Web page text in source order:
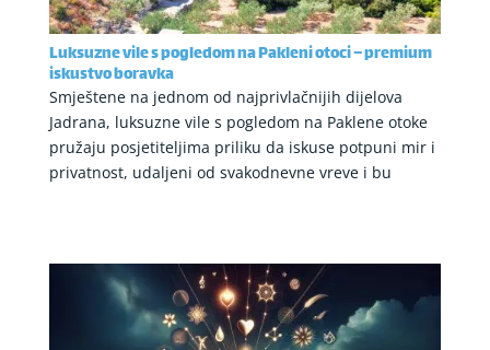
Luksuzne vile s pogledom na Pakleni otoci – premium
iskustvo boravka
Smještene na jednom od najprivlačnijih dijelova
Jadrana, luksuzne vile s pogledom na Paklene otoke
pružaju posjetiteljima priliku da iskuse potpuni mir i
privatnost, udaljeni od svakodnevne vreve i bu